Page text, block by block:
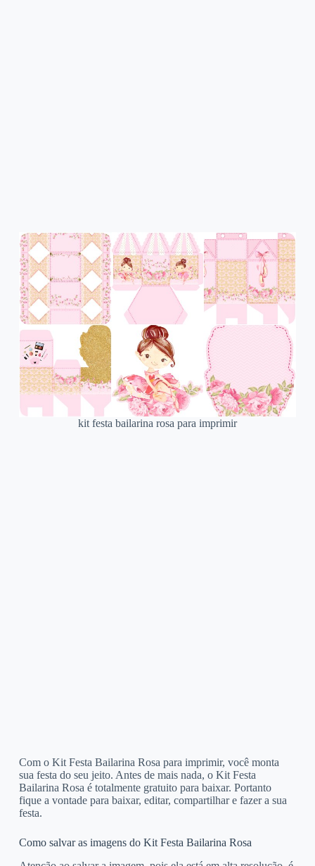
kit festa bailarina rosa para imprimir
Com o Kit Festa Bailarina Rosa para imprimir, você monta
sua festa do seu jeito. Antes de mais nada, o Kit Festa
Bailarina Rosa é totalmente gratuito para baixar. Portanto
fique a vontade para baixar, editar, compartilhar e fazer a sua
festa.
Como salvar as imagens do Kit Festa Bailarina Rosa